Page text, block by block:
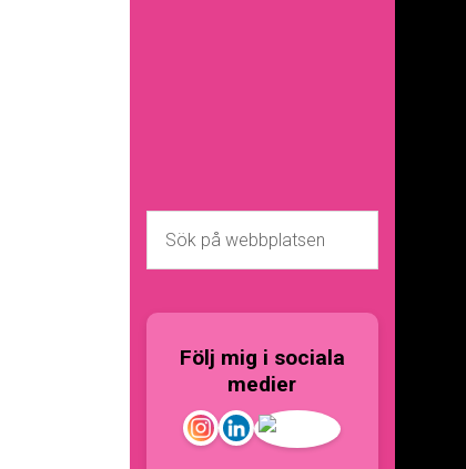
Följ mig i sociala
medier